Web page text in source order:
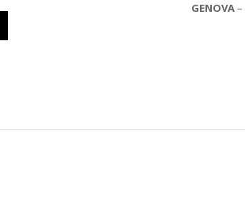
GENOVA–